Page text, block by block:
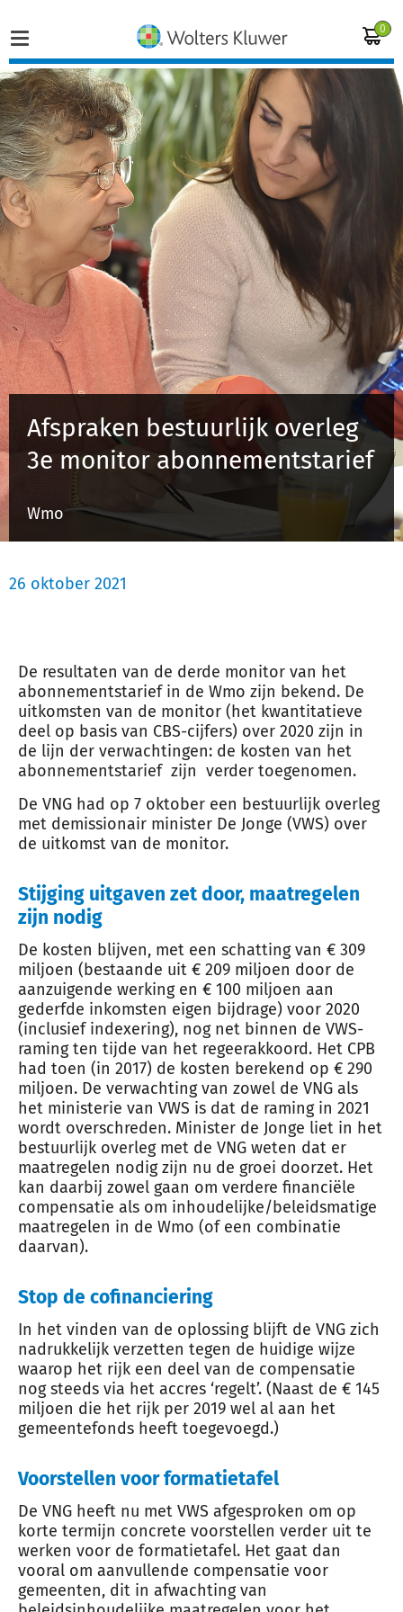
0
Home
Vakgebieden
Actueel
Producten
Opleidingen
Juridisch advies
Inloggen
Afspraken bestuurlijk overleg
3e monitor abonnementstarief
Wmo
26 oktober 2021
De resultaten van de derde monitor van het
abonnementstarief in de Wmo zijn bekend. De
uitkomsten van de monitor (het kwantitatieve
deel op basis van CBS-cijfers) over 2020 zijn in
de lijn der verwachtingen: de kosten van het
abonnementstarief zijn verder toegenomen.
De VNG had op 7 oktober een bestuurlijk overleg
met demissionair minister De Jonge (VWS) over
de uitkomst van de monitor.
Stijging uitgaven zet door, maatregelen
zijn nodig
De kosten blijven, met een schatting van € 309
miljoen (bestaande uit € 209 miljoen door de
aanzuigende werking en € 100 miljoen aan
gederfde inkomsten eigen bijdrage) voor 2020
(inclusief indexering), nog net binnen de VWS-
raming ten tijde van het regeerakkoord. Het CPB
had toen (in 2017) de kosten berekend op € 290
miljoen. De verwachting van zowel de VNG als
het ministerie van VWS is dat de raming in 2021
wordt overschreden. Minister de Jonge liet in het
bestuurlijk overleg met de VNG weten dat er
maatregelen nodig zijn nu de groei doorzet. Het
kan daarbij zowel gaan om verdere financiële
compensatie als om inhoudelijke/beleidsmatige
maatregelen in de Wmo (of een combinatie
daarvan).
Stop de cofinanciering
In het vinden van de oplossing blijft de VNG zich
nadrukkelijk verzetten tegen de huidige wijze
waarop het rijk een deel van de compensatie
nog steeds via het accres ‘regelt’. (Naast de € 145
miljoen die het rijk per 2019 wel al aan het
gemeentefonds heeft toegevoegd.)
Voorstellen voor formatietafel
De VNG heeft nu met VWS afgesproken om op
korte termijn concrete voorstellen verder uit te
werken voor de formatietafel. Het gaat dan
vooral om aanvullende compensatie voor
gemeenten, dit in afwachting van